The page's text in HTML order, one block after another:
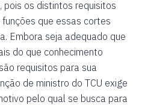
pois os distintos requisitos
que essas cortes
Embora seja adequado que
do que conhecimento
requisitos para sua
de ministro do TCU exige
pelo qual se busca para